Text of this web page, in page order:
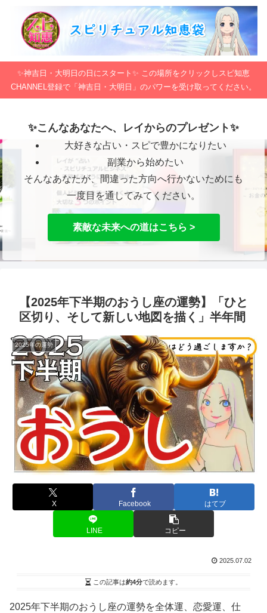
✨神吉日・大明日の日にスタート✨ この場所をクリックしスピ知恵
CHANNEL登録で「神吉日・大明日」のパワーを受け取ってください。
✨こんなあなたへ、レイからのプレゼント✨
大好きな占い・スピで豊かになりたい
副業から始めたい
そんなあなたが、間違った方向へ行かないためにも
一度目を通してみてください。
素敵な未来への道はこちら >
【2025年下半期のおうし座の運勢】「ひと
区切り、そして新しい地図を描く」半年間
2025年の運勢
X Facebook はてブ
LINE コピー
2025.07.02
この記事は約4分で読めます。
2025年下半期のおうし座の運勢を全体運、恋愛運、仕